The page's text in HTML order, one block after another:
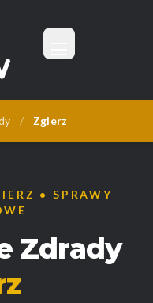
Menu
/ Zgierz
• SPRAWY
Zdrady